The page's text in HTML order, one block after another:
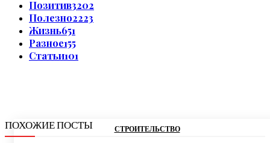
Позитив3202
Полезно2223
Жизнь651
Разное155
Статьи101
ПОХОЖИЕ ПОСТЫ СТРОИТЕЛЬСТВО